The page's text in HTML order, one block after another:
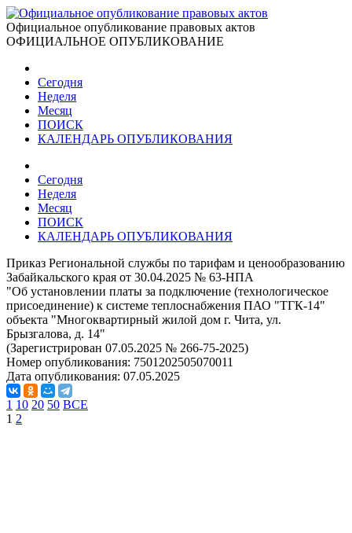
Официальное опубликование правовых актов
ОФИЦИАЛЬНОЕ ОПУБЛИКОВАНИЕ
Сегодня
Неделя
Месяц
ПОИСК
КАЛЕНДАРЬ ОПУБЛИКОВАНИЯ
Сегодня
Неделя
Месяц
ПОИСК
КАЛЕНДАРЬ ОПУБЛИКОВАНИЯ
Приказ Региональной службы по тарифам и ценообразованию
Забайкальского края от 30.04.2025 № 63-НПА
"Об установлении платы за подключение (технологическое
присоединение) к системе теплоснабжения ПАО "ТГК-14"
объекта "Многоквартирный жилой дом г. Чита, ул.
Брызгалова, д. 14"
(Зарегистрирован 07.05.2025 № 266-75-2025)
Номер опубликования: 7501202505070011
Дата опубликования: 07.05.2025
1 10 20 50 ВСЕ
1 2